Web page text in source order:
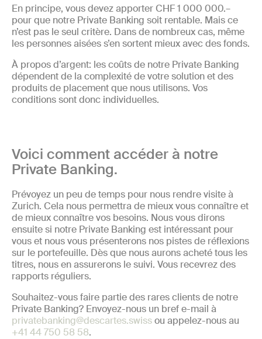
En principe, vous devez apporter CHF 1 000 000.–
pour que notre Private Banking soit rentable. Mais ce
n’est pas le seul critère. Dans de nombreux cas, même
les personnes aisées s’en sortent mieux avec des fonds.
À propos d’argent: les coûts de notre Private Banking
dépendent de la complexité de votre solution et des
produits de placement que nous utilisons. Vos
conditions sont donc individuelles.
Voici comment accéder à notre
Private Banking.
Prévoyez un peu de temps pour nous rendre visite à
Zurich. Cela nous permettra de mieux vous connaître et
de mieux connaître vos besoins. Nous vous dirons
ensuite si notre Private Banking est intéressant pour
vous et nous vous présenterons nos pistes de réflexions
sur le portefeuille. Dès que nous aurons acheté tous les
titres, nous en assurerons le suivi. Vous recevrez des
rapports réguliers.
Souhaitez-vous faire partie des rares clients de notre
Private Banking? Envoyez-nous un bref e-mail à
privatebanking@descartes.swissou appelez-nous au
+41 44 750 58 58.